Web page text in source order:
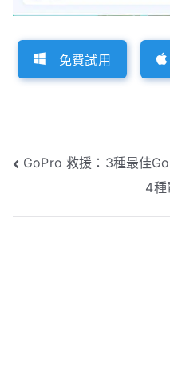
免費試用
文
GoPro 救援：3種最佳
4種